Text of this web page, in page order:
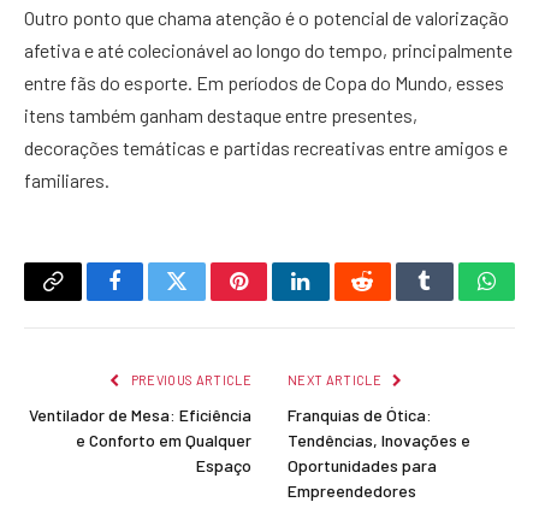
Outro ponto que chama atenção é o potencial de valorização
afetiva e até colecionável ao longo do tempo, principalmente
entre fãs do esporte. Em períodos de Copa do Mundo, esses
itens também ganham destaque entre presentes,
decorações temáticas e partidas recreativas entre amigos e
familiares.
Copy
FacebookTwitterPinterestLinkedInRedditTumblr
PREVIOUS ARTICLE
Ventilador de Mesa: Eficiência
e Conforto em Qualquer
Espaço
NEXT ARTICLE
Franquias de Ótica:
Tendências, Inovações e
Oportunidades para
Empreendedores